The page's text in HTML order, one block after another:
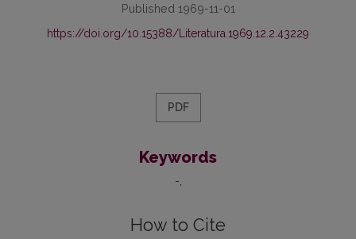
Published 1969-11-01
https://doi.org/10.15388/Literatura.1969.12.2.43229
PDF
Keywords
-
How to Cite